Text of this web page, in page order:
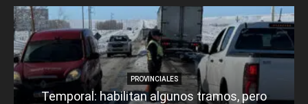
PROVINCIALES
Temporal: habilitan algunos tramos, pero